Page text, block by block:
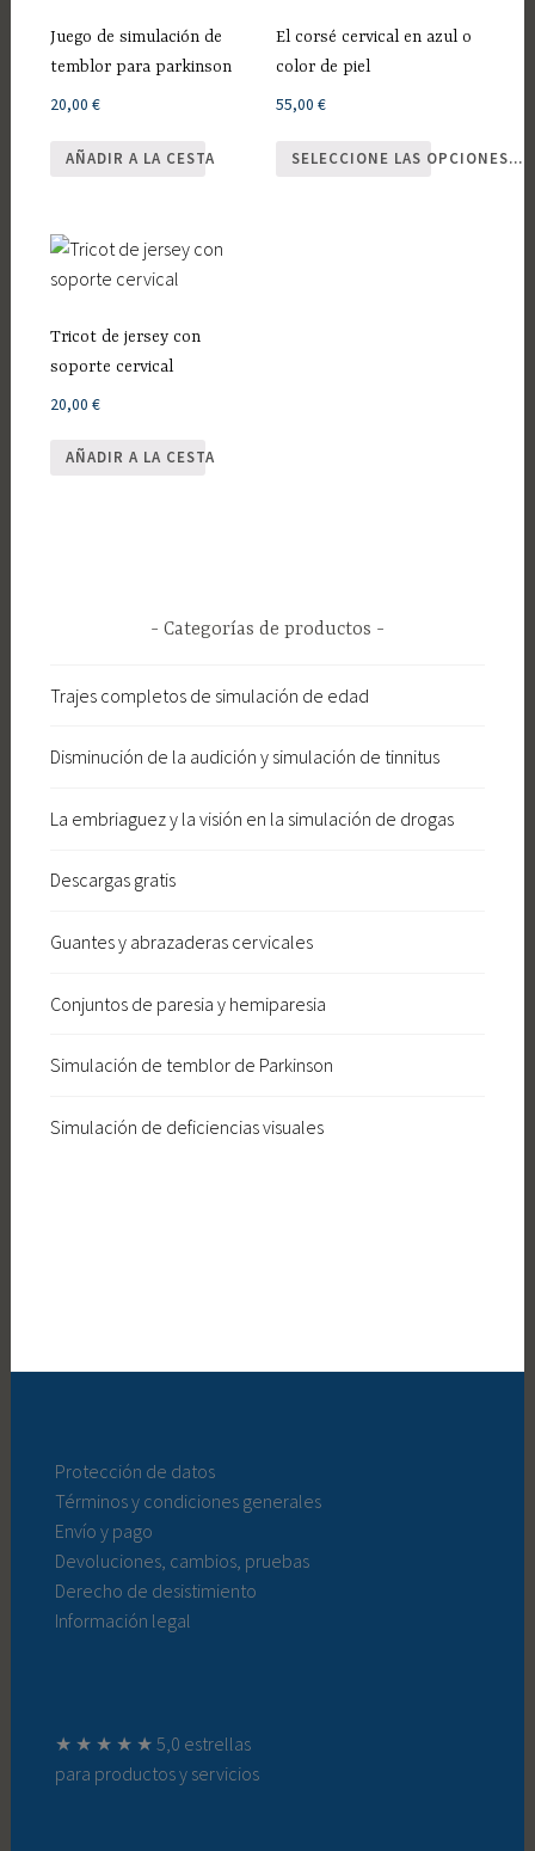
Juego de simulación de
temblor para parkinson
20,00 €
AÑADIR A LA CESTA
El corsé cervical en azul o
color de piel
55,00€
SELECCIONE LAS OPCIONES...
producto
Tricot de jersey con
soporte cervical
20,00 €
AÑADIR A LA CESTA
Categorías de productos
Trajes completos de simulación de edad
Disminución de la audición y simulación de tinnitus
La embriaguez y la visión en la simulación de drogas
Descargas gratis
Guantes y abrazaderas cervicales
Conjuntos de paresia y hemiparesia
Simulación de temblor de Parkinson
Simulación de deficiencias visuales
Protección de datos
Términos y condiciones generales
Envío y pago
Devoluciones, cambios, pruebas
Derecho de desistimiento
Información legal
★ ★ ★ ★ ★ 5,0 estrellas
para productos y servicios